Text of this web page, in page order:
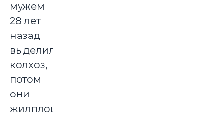
мужем
28 лет
назад
выделил
колхоз,
потом
они
жилплощадь